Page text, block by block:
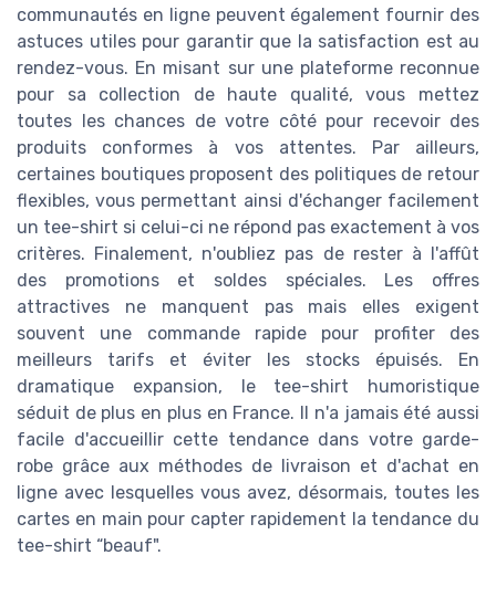
communautés en ligne peuvent également fournir des
astuces utiles pour garantir que la satisfaction est au
rendez-vous. En misant sur une plateforme reconnue
pour sa collection de haute qualité, vous mettez
toutes les chances de votre côté pour recevoir des
produits conformes à vos attentes. Par ailleurs,
certaines boutiques proposent des politiques de retour
flexibles, vous permettant ainsi d'échanger facilement
un tee-shirt si celui-ci ne répond pas exactement à vos
critères. Finalement, n'oubliez pas de rester à l'affût
des promotions et soldes spéciales. Les offres
attractives ne manquent pas mais elles exigent
souvent une commande rapide pour profiter des
meilleurs tarifs et éviter les stocks épuisés. En
dramatique expansion, le tee-shirt humoristique
séduit de plus en plus en France. Il n'a jamais été aussi
facile d'accueillir cette tendance dans votre garde-
robe grâce aux méthodes de livraison et d'achat en
ligne avec lesquelles vous avez, désormais, toutes les
cartes en main pour capter rapidement la tendance du
tee-shirt “beauf".